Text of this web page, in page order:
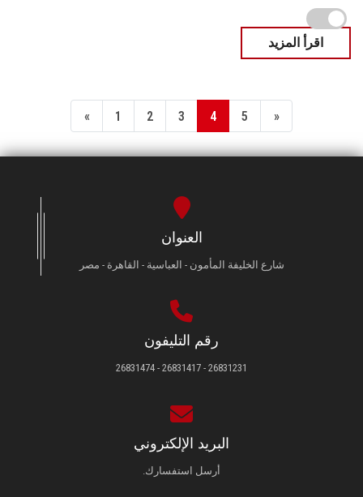
اقرأ المزيد
« 1 2 3 4 5 »
العنوان
شارع الخليفة المأمون - العباسية - القاهرة - مصر
رقم التليفون
26831231 - 26831417 - 26831474
البريد الإلكتروني
أرسل استفسارك.